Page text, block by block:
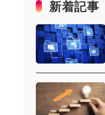
新着記事